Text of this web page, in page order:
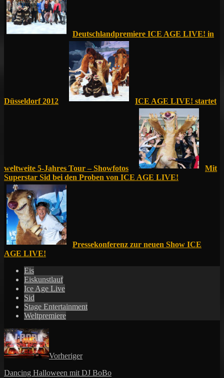
Deutschlandpremiere ICE AGE LIVE! in
Düsseldorf 2012 ICE AGE LIVE! startet
weltweite 5-Jahres Tour – Showfotos
Mit
Superstar Sid bei den Proben von ICE AGE LIVE!
Pressekonferenz zur neuen Show ICE
AGE LIVE!
Eis
Eiskunstlauf
Ice Age Live
Sid
Stage Entertainment
Weltpremiere
Vorheriger
Dancing Halloween mit DJ BoBo